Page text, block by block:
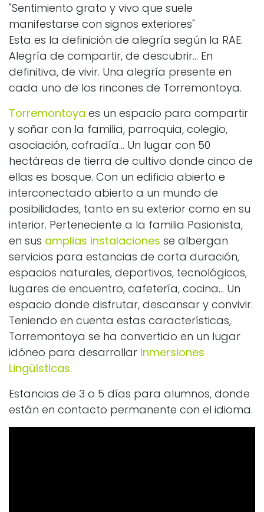
"Sentimiento grato y vivo que suele
manifestarse con signos exteriores"
Esta es la definición de alegría según la RAE.
Alegría de compartir, de descubrir... En
definitiva, de vivir. Una alegría presente en
cada uno de los rincones de Torremontoya.
Torremontoya es un espacio para compartir
y soñar con la familia, parroquia, colegio,
asociación, cofradía... Un lugar con 50
hectáreas de tierra de cultivo donde cinco de
ellas es bosque. Con un edificio abierto e
interconectado abierto a un mundo de
posibilidades, tanto en su exterior como en su
interior. Perteneciente a la familia Pasionista,
en sus amplias instalaciones se albergan
servicios para estancias de corta duración,
espacios naturales, deportivos, tecnológicos,
lugares de encuentro, cafetería, cocina... Un
espacio donde disfrutar, descansar y convivir.
Teniendo en cuenta estas características,
Torremontoya se ha convertido en un lugar
idóneo para desarrollar Inmersiones
Lingüísticas.
Estancias de 3 o 5 días para alumnos, donde
están en contacto permanente con el idioma.